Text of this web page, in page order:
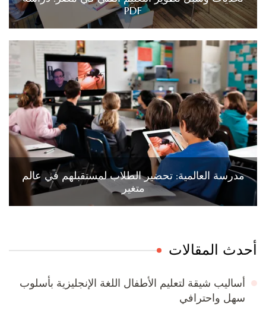
PDF
مدرسة العالمية: تحضير الطلاب لمستقبلهم في عالم
متغير
أحدث المقالات
أساليب شيقة لتعليم الأطفال اللغة الإنجليزية بأسلوب
سهل واحترافي